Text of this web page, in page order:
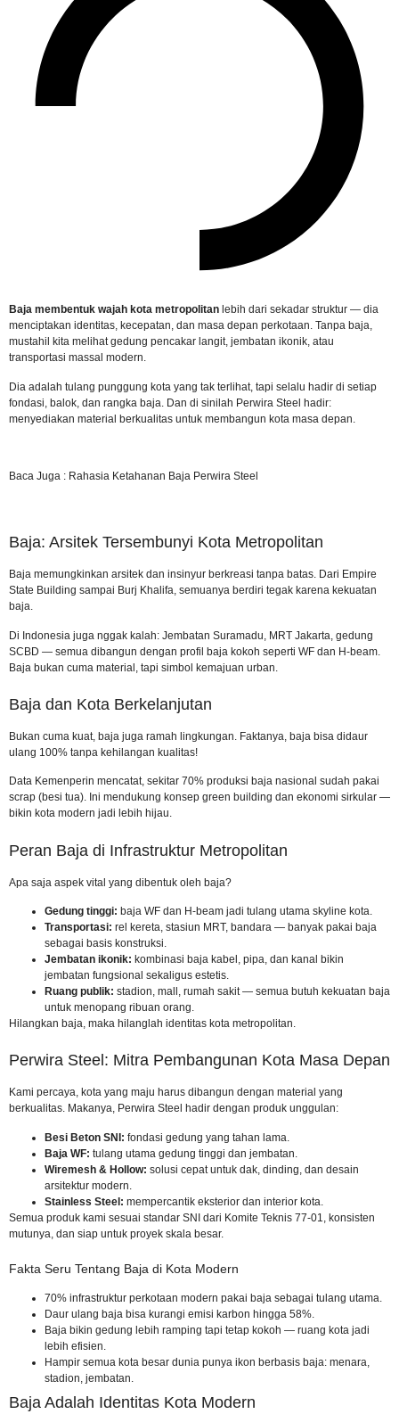
Baja membentuk wajah kota metropolitan lebih dari sekadar struktur — dia
menciptakan identitas, kecepatan, dan masa depan perkotaan. Tanpa baja,
mustahil kita melihat gedung pencakar langit, jembatan ikonik, atau
transportasi massal modern.
Dia adalah tulang punggung kota yang tak terlihat, tapi selalu hadir di setiap
fondasi, balok, dan rangka baja. Dan di sinilah Perwira Steel hadir:
menyediakan material berkualitas untuk membangun kota masa depan.
Baca Juga : Rahasia Ketahanan Baja Perwira Steel
Baja: Arsitek Tersembunyi Kota Metropolitan
Baja memungkinkan arsitek dan insinyur berkreasi tanpa batas. Dari Empire
State Building sampai Burj Khalifa, semuanya berdiri tegak karena kekuatan
baja.
Di Indonesia juga nggak kalah: Jembatan Suramadu, MRT Jakarta, gedung
SCBD — semua dibangun dengan profil baja kokoh seperti WF dan H-beam.
Baja bukan cuma material, tapi simbol kemajuan urban.
Baja dan Kota Berkelanjutan
Bukan cuma kuat, baja juga ramah lingkungan. Faktanya, baja bisa didaur
ulang 100% tanpa kehilangan kualitas!
Data Kemenperin mencatat, sekitar 70% produksi baja nasional sudah pakai
scrap (besi tua). Ini mendukung konsep green building dan ekonomi sirkular —
bikin kota modern jadi lebih hijau.
Peran Baja di Infrastruktur Metropolitan
Apa saja aspek vital yang dibentuk oleh baja?
Gedung tinggi: baja WF dan H-beam jadi tulang utama skyline kota.
Transportasi: rel kereta, stasiun MRT, bandara — banyak pakai baja
sebagai basis konstruksi.
Jembatan ikonik: kombinasi baja kabel, pipa, dan kanal bikin
jembatan fungsional sekaligus estetis.
Ruang publik: stadion, mall, rumah sakit — semua butuh kekuatan baja
untuk menopang ribuan orang.
Hilangkan baja, maka hilanglah identitas kota metropolitan.
Perwira Steel: Mitra Pembangunan Kota Masa Depan
Kami percaya, kota yang maju harus dibangun dengan material yang
berkualitas. Makanya, Perwira Steel hadir dengan produk unggulan:
Besi Beton SNI: fondasi gedung yang tahan lama.
Baja WF: tulang utama gedung tinggi dan jembatan.
Wiremesh & Hollow: solusi cepat untuk dak, dinding, dan desain
arsitektur modern.
Stainless Steel: mempercantik eksterior dan interior kota.
Semua produk kami sesuai standar SNI dari Komite Teknis 77-01, konsisten
mutunya, dan siap untuk proyek skala besar.
Fakta Seru Tentang Baja di Kota Modern
70% infrastruktur perkotaan modern pakai baja sebagai tulang utama.
Daur ulang baja bisa kurangi emisi karbon hingga 58%.
Baja bikin gedung lebih ramping tapi tetap kokoh — ruang kota jadi
lebih efisien.
Hampir semua kota besar dunia punya ikon berbasis baja: menara,
stadion, jembatan.
Baja Adalah Identitas Kota Modern